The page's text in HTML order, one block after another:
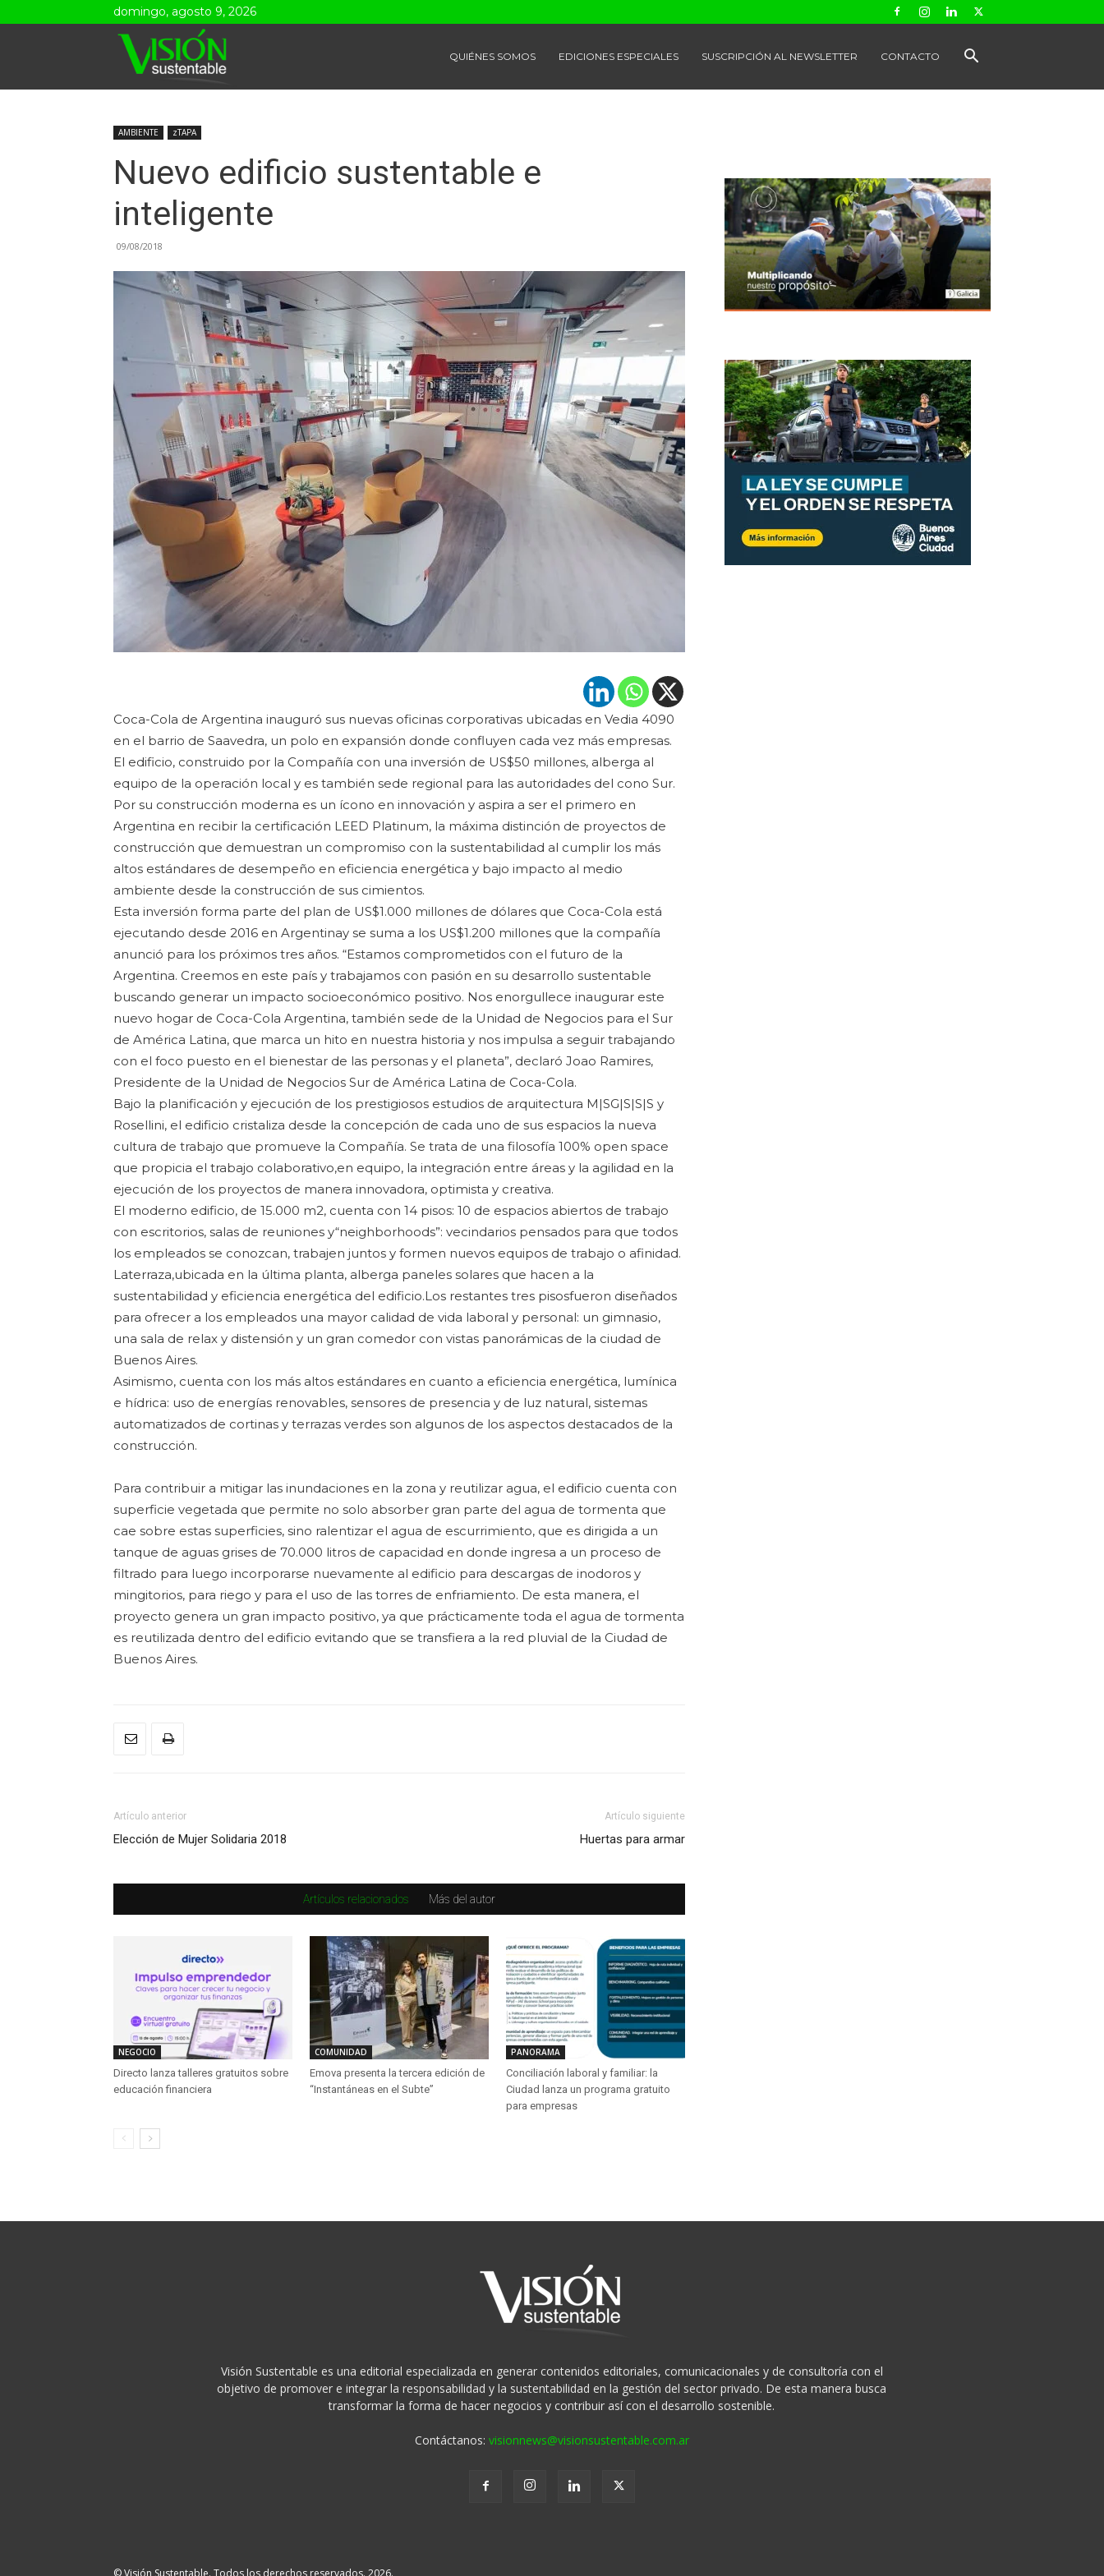
domingo, agosto 9, 2026
QUIÉNES SOMOS EDICIONES ESPECIALES SUSCRIPCIÓN AL NEWSLETTER CONTACTO
AMBIENTE zTAPA
Nuevo edificio sustentable e
inteligente
09/08/2018
Coca-Cola de Argentina inauguró sus nuevas oficinas corporativas ubicadas en Vedia 4090
en el barrio de Saavedra, un polo en expansión donde confluyen cada vez más empresas.
El edificio, construido por la Compañía con una inversión de US$50 millones, alberga al
equipo de la operación local y es también sede regional para las autoridades del cono Sur.
Por su construcción moderna es un ícono en innovación y aspira a ser el primero en
Argentina en recibir la certificación LEED Platinum, la máxima distinción de proyectos de
construcción que demuestran un compromiso con la sustentabilidad al cumplir los más
altos estándares de desempeño en eficiencia energética y bajo impacto al medio
ambiente desde la construcción de sus cimientos.
Esta inversión forma parte del plan de US$1.000 millones de dólares que Coca-Cola está
ejecutando desde 2016 en Argentinay se suma a los US$1.200 millones que la compañía
anunció para los próximos tres años. “Estamos comprometidos con el futuro de la
Argentina. Creemos en este país y trabajamos con pasión en su desarrollo sustentable
buscando generar un impacto socioeconómico positivo. Nos enorgullece inaugurar este
nuevo hogar de Coca-Cola Argentina, también sede de la Unidad de Negocios para el Sur
de América Latina, que marca un hito en nuestra historia y nos impulsa a seguir trabajando
con el foco puesto en el bienestar de las personas y el planeta”, declaró Joao Ramires,
Presidente de la Unidad de Negocios Sur de América Latina de Coca-Cola.
Bajo la planificación y ejecución de los prestigiosos estudios de arquitectura M|SG|S|S|S y
Rosellini, el edificio cristaliza desde la concepción de cada uno de sus espacios la nueva
cultura de trabajo que promueve la Compañía. Se trata de una filosofía 100% open space
que propicia el trabajo colaborativo,en equipo, la integración entre áreas y la agilidad en la
ejecución de los proyectos de manera innovadora, optimista y creativa.
El moderno edificio, de 15.000 m2, cuenta con 14 pisos: 10 de espacios abiertos de trabajo
con escritorios, salas de reuniones y“neighborhoods”: vecindarios pensados para que todos
los empleados se conozcan, trabajen juntos y formen nuevos equipos de trabajo o afinidad.
Laterraza,ubicada en la última planta, alberga paneles solares que hacen a la
sustentabilidad y eficiencia energética del edificio.Los restantes tres pisosfueron diseñados
para ofrecer a los empleados una mayor calidad de vida laboral y personal: un gimnasio,
una sala de relax y distensión y un gran comedor con vistas panorámicas de la ciudad de
Buenos Aires.
Asimismo, cuenta con los más altos estándares en cuanto a eficiencia energética, lumínica
e hídrica: uso de energías renovables, sensores de presencia y de luz natural, sistemas
automatizados de cortinas y terrazas verdes son algunos de los aspectos destacados de la
construcción.
Para contribuir a mitigar las inundaciones en la zona y reutilizar agua, el edificio cuenta con
superficie vegetada que permite no solo absorber gran parte del agua de tormenta que
cae sobre estas superficies, sino ralentizar el agua de escurrimiento, que es dirigida a un
tanque de aguas grises de 70.000 litros de capacidad en donde ingresa a un proceso de
filtrado para luego incorporarse nuevamente al edificio para descargas de inodoros y
mingitorios, para riego y para el uso de las torres de enfriamiento. De esta manera, el
proyecto genera un gran impacto positivo, ya que prácticamente toda el agua de tormenta
es reutilizada dentro del edificio evitando que se transfiera a la red pluvial de la Ciudad de
Buenos Aires.
Artículo anterior
Elección de Mujer Solidaria 2018
Artículo siguiente
Huertas para armar
Artículos relacionados Más del autor
NEGOCIO
Directo lanza talleres gratuitos sobre
educación financiera
COMUNIDAD
Emova presenta la tercera edición de
“Instantáneas en el Subte”
PANORAMA
Conciliación laboral y familiar: la
Ciudad lanza un programa gratuito
para empresas
Visión Sustentable es una editorial especializada en generar contenidos editoriales, comunicacionales y de consultoría con el
objetivo de promover e integrar la responsabilidad y la sustentabilidad en la gestión del sector privado. De esta manera busca
transformar la forma de hacer negocios y contribuir así con el desarrollo sostenible.
Contáctanos: visionnews@visionsustentable.com.ar
© Visión Sustentable. Todos los derechos reservados. 2026.